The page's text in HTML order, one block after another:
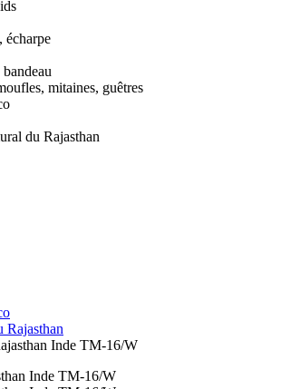
écharpe
mitaines, guêtres
du Rajasthan
Rajasthan
Inde TM-16/W